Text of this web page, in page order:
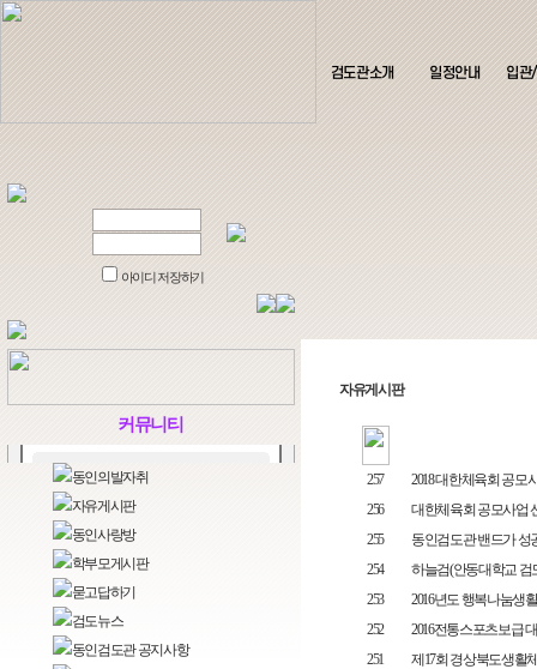
검도관소개 일정안내 입관
아이디 저장하기
커뮤니티
동인의발자취
자유게시판
동인사랑방
학부모게시판
묻고답하기
검도뉴스
동인검도관 공지사항
자유게시판
257
2018 대한체육회 공모
256
대한체육회 공모사업
255
동인검도관 밴드가 성
254
하늘검(안동대학교 검
253
2016년도 행복나눔생
252
2016전통스포츠보급
251
제17회 경상북도생활